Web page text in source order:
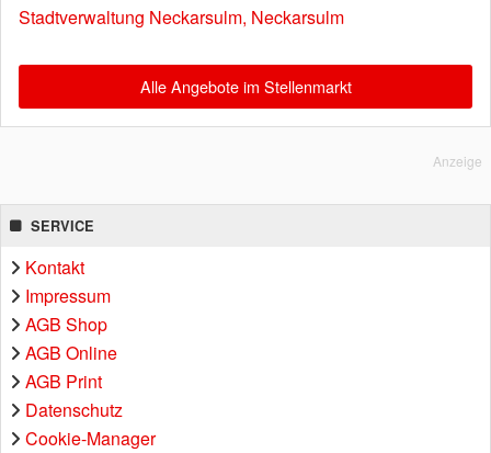
Stadtverwaltung Neckarsulm, Neckarsulm
Alle Angebote im Stellenmarkt
Anzeige
SERVICE
Kontakt
Impressum
AGB Shop
AGB Online
AGB Print
Datenschutz
Cookie-Manager